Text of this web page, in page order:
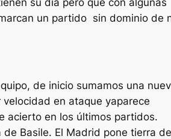
un partido sin dominio de
de inicio sumamos una
en ataque yaparece
acierto en los últimos partidos.
Basile. El Madrid pone tierra